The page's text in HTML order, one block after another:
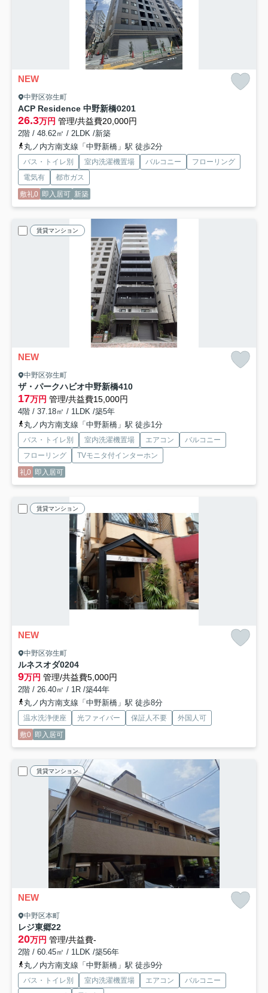
NEW
中野区弥生町
ACP Residence 中野新橋0201
26.3万円 管理/共益費20,000円
2階 / 48.62㎡ / 2LDK /新築
丸ノ内方南支線「中野新橋」駅 徒歩2分
バス・トイレ別 室内洗濯機置場 バルコニー
フローリング
電気有
都市ガス
敷礼0 即入居可 新築
賃貸マンション
NEW
中野区弥生町
ザ・パークハビオ中野新橋410
17万円 管理/共益費15,000円
4階 / 37.18㎡ / 1LDK /築5年
丸ノ内方南支線「中野新橋」駅 徒歩1分
バス・トイレ別 室内洗濯機置場 エアコン
バルコニー
フローリング
TVモニタ付インターホン
礼0 即入居可
賃貸マンション
NEW
中野区弥生町
ルネスオダ0204
9万円 管理/共益費5,000円
2階 / 26.40㎡ / 1R /築44年
丸ノ内方南支線「中野新橋」駅 徒歩8分
温水洗浄便座 光ファイバー 保証人不要
外国人可
敷0 即入居可
賃貸マンション
NEW
中野区本町
レジ東郷22
20万円 管理/共益費-
2階 / 60.45㎡ / 1LDK /築56年
丸ノ内方南支線「中野新橋」駅 徒歩9分
バス・トイレ別 室内洗濯機置場 エアコン
バルコニー